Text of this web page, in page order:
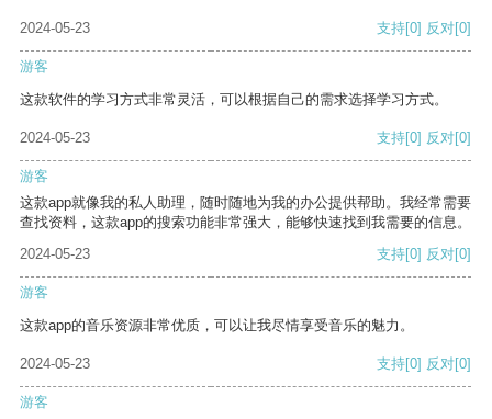
2024-05-23 支持[0] 反对[0]
游客
这款软件的学习方式非常灵活，可以根据自己的需求选择学习方式。
2024-05-23 支持[0] 反对[0]
游客
这款app就像我的私人助理，随时随地为我的办公提供帮助。我经常需要
查找资料，这款app的搜索功能非常强大，能够快速找到我需要的信息。
2024-05-23
支持[0] 反对[0]
游客
这款app的音乐资源非常优质，可以让我尽情享受音乐的魅力。
2024-05-23 支持[0] 反对[0]
游客